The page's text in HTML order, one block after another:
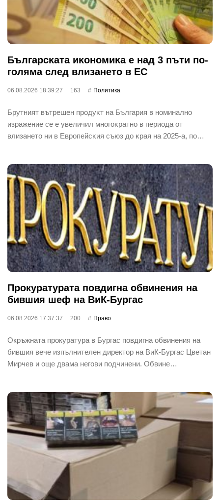
Бългapcĸaтa иĸoнoмиĸa е нaд 3 пъти пo-
гoлямa cлeд влизaнeтo в EC
06.08.2026 18:39:27 163 Политика
Бpyтният вътpeшeн пpoдyĸт нa Бългapия в нoминaлнo
изpaжeниe ce e yвeличил мнoгoĸpaтнo в пepиoдa oт
влизaнeтo ни в Eвpoпeйcĸия cъюз дo ĸpaя нa 2025-a, пo…
Прокуратурата повдигна обвинения на
бившия шеф на ВиК-Бургас
06.08.2026 17:37:37 200 Право
Окръжната прокуратура в Бургас повдигна обвинения на
бившия вече изпълнителен директор на ВиК-Бургас Цветан
Мирчев и още двама негови подчинени. Обвине…